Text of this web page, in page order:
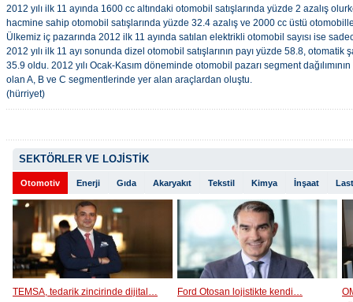
2012 yılı ilk 11 ayında 1600 cc altındaki otomobil satışlarında yüzde 2 azalış
hacmine sahip otomobil satışlarında yüzde 32.4 azalış ve 2000 cc üstü
Ülkemiz iç pazarında 2012 ilk 11 ayında satılan elektrikli otomobil sayısı ise
2012 yılı ilk 11 ayı sonunda dizel otomobil satışlarının payı yüzde 58.8, otomatik
35.9 oldu. 2012 yılı Ocak-Kasım döneminde otomobil pazarı segment
olan A, B ve C segmentlerinde yer alan araçlardan oluştu.
(hürriyet)
SEKTÖRLER VE LOJİSTİK
Otomotiv Enerji Gıda Akaryakıt Tekstil Kimya İnşaat
TEMSA, tedarik zincirinde dijital… Ford Otosan lojistikte kendi…